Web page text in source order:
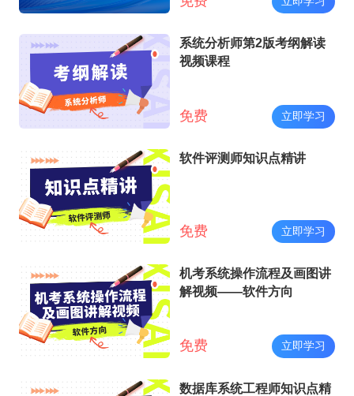
系统分析师第2版考纲解读
视频课程
免费 立即学习
软件评测师知识点精讲
免费 立即学习
机考系统操作流程及画图讲
解视频——软件方向
免费 立即学习
数据库系统工程师知识点精